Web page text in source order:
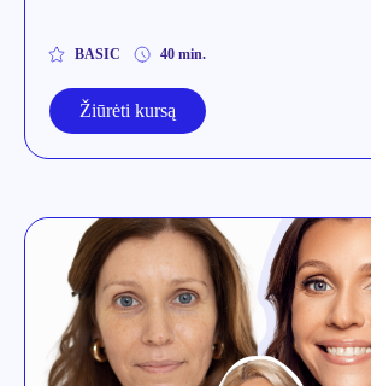
BASIC 40 min.
Žiūrėti kursą